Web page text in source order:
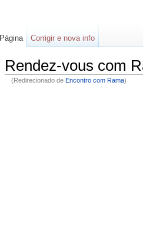
Rendez-vous com
(Redirecionado de Encontro com Rama)
Página Corrigir e nova info